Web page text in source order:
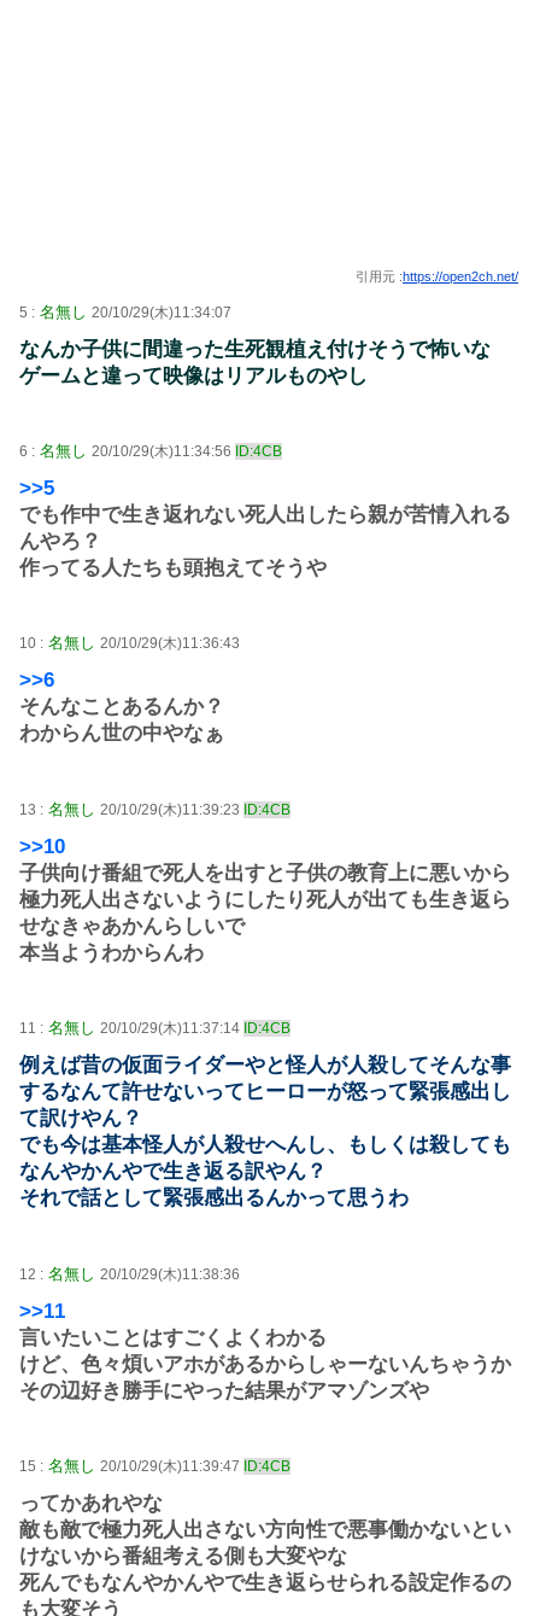
引用元 :https://open2ch.net/
5 : 名無し 20/10/29(木)11:34:07
なんか子供に間違った生死観植え付けそうで怖いな
ゲームと違って映像はリアルものやし
6 : 名無し 20/10/29(木)11:34:56 ID:4CB
>>5
でも作中で生き返れない死人出したら親が苦情入れる
んやろ？
作ってる人たちも頭抱えてそうや
10 : 名無し 20/10/29(木)11:36:43
>>6
そんなことあるんか？
わからん世の中やなぁ
13 : 名無し 20/10/29(木)11:39:23 ID:4CB
>>10
子供向け番組で死人を出すと子供の教育上に悪いから
極力死人出さないようにしたり死人が出ても生き返ら
せなきゃあかんらしいで
本当ようわからんわ
11 : 名無し 20/10/29(木)11:37:14 ID:4CB
例えば昔の仮面ライダーやと怪人が人殺してそんな事
するなんて許せないってヒーローが怒って緊張感出し
て訳けやん？
でも今は基本怪人が人殺せへんし、もしくは殺しても
なんやかんやで生き返る訳やん？
それで話として緊張感出るんかって思うわ
12 : 名無し 20/10/29(木)11:38:36
>>11
言いたいことはすごくよくわかる
けど、色々煩いアホがあるからしゃーないんちゃうか
その辺好き勝手にやった結果がアマゾンズや
15 : 名無し 20/10/29(木)11:39:47 ID:4CB
ってかあれやな
敵も敵で極力死人出さない方向性で悪事働かないとい
けないから番組考える側も大変やな
死んでもなんやかんやで生き返らせられる設定作るの
も大変そう